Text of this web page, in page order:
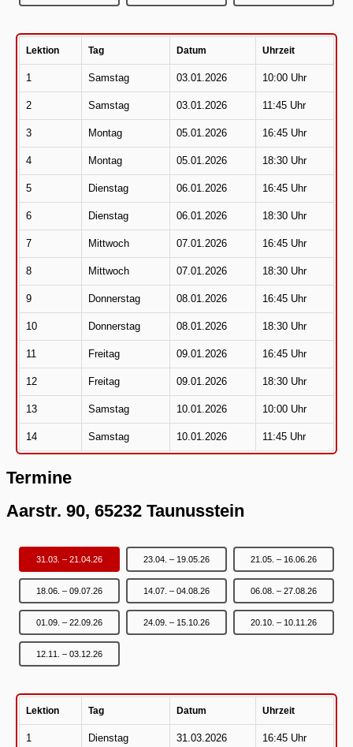
Lektion Tag Datum Uhrzeit
1 Samstag 03.01.2026 10:00 Uhr
2 Samstag 03.01.2026 11:45 Uhr
3 Montag 05.01.2026 16:45 Uhr
4 Montag 05.01.2026 18:30 Uhr
5 Dienstag 06.01.2026 16:45 Uhr
6 Dienstag 06.01.2026 18:30 Uhr
7 Mittwoch 07.01.2026 16:45 Uhr
8 Mittwoch 07.01.2026 18:30 Uhr
9 Donnerstag 08.01.2026 16:45 Uhr
10 Donnerstag 08.01.2026 18:30 Uhr
11 Freitag 09.01.2026 16:45 Uhr
12 Freitag 09.01.2026 18:30 Uhr
13 Samstag 10.01.2026 10:00 Uhr
14 Samstag 10.01.2026 11:45 Uhr
Termine
Aarstr. 90, 65232 Taunusstein
31.03. – 21.04.26 23.04. – 19.05.26 21.05. – 16.06.26
18.06. – 09.07.26 14.07. – 04.08.26 06.08. – 27.08.26
01.09. – 22.09.26 24.09. – 15.10.26 20.10. – 10.11.26
12.11. – 03.12.26
Lektion Tag Datum Uhrzeit
1 Dienstag 31.03.2026 16:45 Uhr